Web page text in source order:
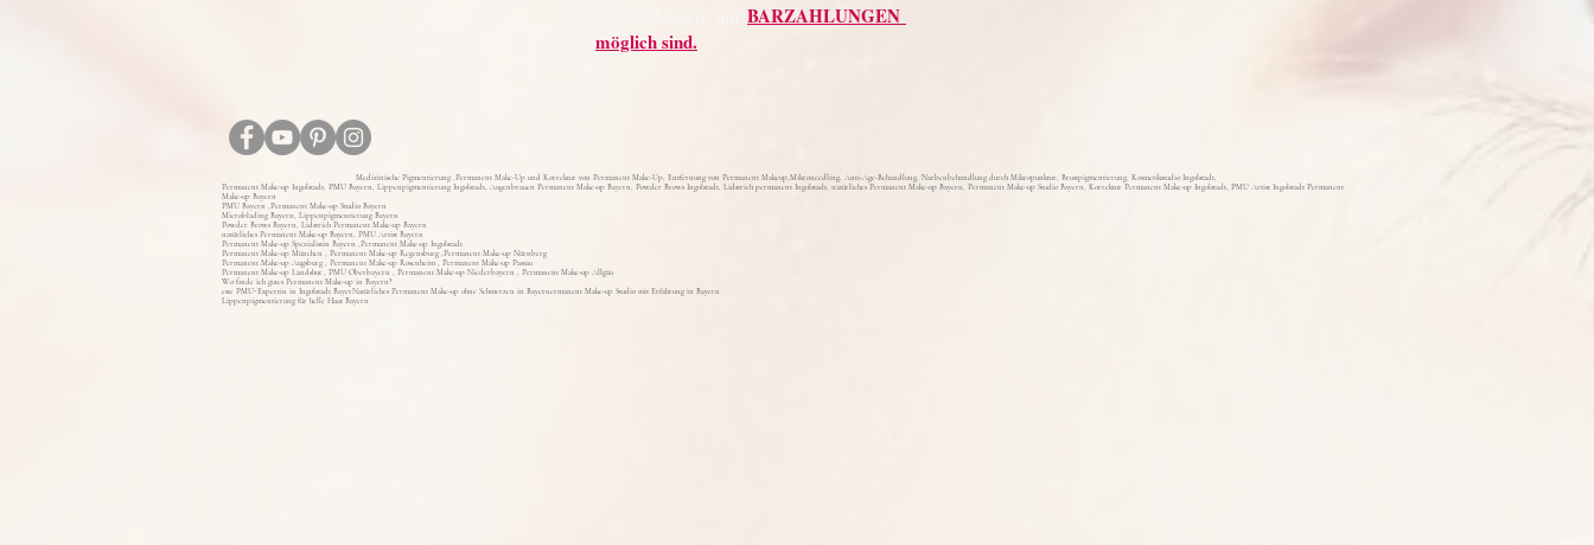
BARZAHLUNGEN
möglich sind.
Medizinische Pigmentierung ,Permanent Make-Up und Korrektur von Permanent Make-Up, Entfernung von Permanent Makeup,Mikroneedling, Anti-Age-Behandlung, Narbenbehandlung durch Mikropunktur, Brustpigmentierung, Kosmetikstudio Ingolstadt,
Permanent Make-up Ingolstadt, PMU Bayern, Lippenpigmentierung Ingolstadt, Augenbrauen Permanent Make-up Bayern, Powder Brows Ingolstadt, Lidstrich permanent Ingolstadt, natürliches Permanent Make-up Bayern, Permanent Make-up Studio Bayern, Korrektur Permanent Make-up Ingolstadt, PMU Artist Ingolstadt Permanent
Make-up Bayern
PMU Bayern ,Permanent Make-up Studio Bayern
Microblading Bayern, Lippenpigmentierung Bayern
Powder Brows Bayern, Lidstrich Permanent Make-up Bayern
natürliches Permanent Make-up Bayern, PMU Artist Bayern
Permanent Make-up Spezialistin Bayern ,Permanent Make-up Ingolstadt
Permanent Make-up München , Permanent Make-up Regensburg ,Permanent Make-up Nürnberg
Permanent Make-up Augsburg , Permanent Make-up Rosenheim , Permanent Make-up Passau
Permanent Make-up Landshut , PMU Oberbayern , Permanent Make-up Niederbayern , Permanent Make-up Allgäu
Wo finde ich gutes Permanent Make-up in Bayern?
este PMU-Expertin in Ingolstadt BayerNatürliches Permanent Make-up ohne Schmerzen in Bayernermanent Make-up Studio mit Erfahrung in Bayern
Lippenpigmentierung für helle Haut Bayern